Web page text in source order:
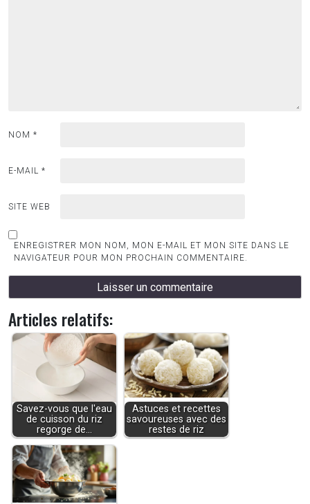
NOM *
E-MAIL *
SITE WEB
ENREGISTRER MON NOM, MON E-MAIL ET MON SITE DANS LE
NAVIGATEUR POUR MON PROCHAIN COMMENTAIRE.
Articles relatifs:
Savez-vous que l'eau
de cuisson du riz
regorge de…
Astuces et recettes
savoureuses avec des
restes de riz